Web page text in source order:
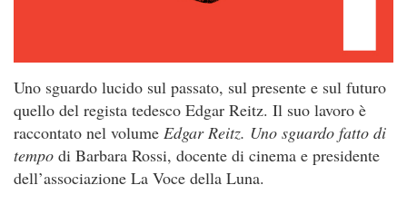
Uno sguardo lucido sul passato, sul presente e sul futuro
quello del regista tedesco Edgar Reitz. Il suo lavoro è
raccontato nel volume Edgar Reitz. Uno sguardo fatto di
tempo di Barbara Rossi, docente di cinema e presidente
dell’associazione La Voce della Luna.